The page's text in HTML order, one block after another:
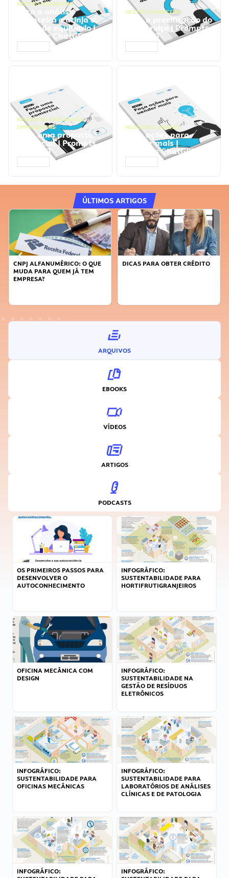
GESTÃO FINANCEIRA
Faça a análise
financeira e atinja o
ponto de equilíbrio |
Prompts ChatGPT
GESTÃO FINANCEIRA
Faça a precificação do
seu serviço | Prompts
ChatGPT
NEGÓCIOS, PROCESSOS
EMPRESARIAIS
Faça uma proposta
comercial | Prompts
ChatGPT
NEGÓCIOS, VENDAS
Faça ações para
vender mais |
Prompts ChatGPT
ÚLTIMOS ARTIGOS
DICAS PARA OBTER CRÉDITO
FAÇA A DIFERENÇA: SEJA
ARQUIVOS
EBOOKS
VÍDEOS
ARTIGOS
PODCASTS
OS PRIMEIROS PASSOS PARA
DESENVOLVER O
AUTOCONHECIMENTO
INFOGRÁFICO:
SUSTENTABILIDADE PARA
HORTIFRUTIGRANJEIROS
OFICINA MECÂNICA COM
DESIGN
INFOGRÁFICO:
SUSTENTABILIDADE NA
GESTÃO DE RESÍDUOS
ELETRÔNICOS
INFOGRÁFICO:
SUSTENTABILIDADE PARA
OFICINAS MECÂNICAS
INFOGRÁFICO:
SUSTENTABILIDADE PARA
LABORATÓRIOS DE ANÁLISES
CLÍNICAS E DE PATOLOGIA
INFOGRÁFICO:
INFOGRÁFICO: